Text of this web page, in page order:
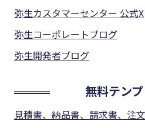
弥生カスタマーセンター 公式X
弥生コーポレートブログ
弥生開発者ブログ
無料テン
見積書、納品書、請求書、注